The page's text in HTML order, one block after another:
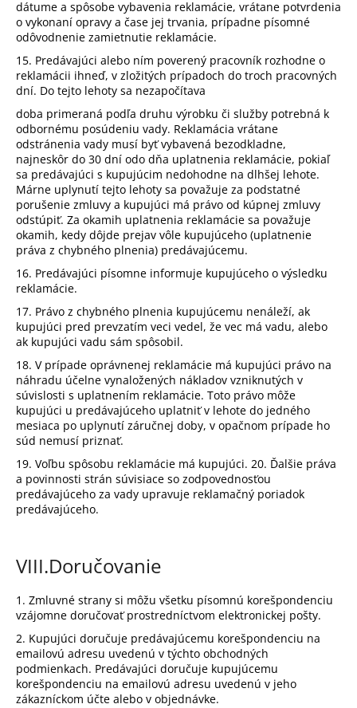
dátume a spôsobe vybavenia reklamácie, vrátane potvrdenia
o vykonaní opravy a čase jej trvania, prípadne písomné
odôvodnenie zamietnutie reklamácie.
15. Predávajúci alebo ním poverený pracovník rozhodne o
reklamácii ihneď, v zložitých prípadoch do troch pracovných
dní. Do tejto lehoty sa nezapočítava
doba primeraná podľa druhu výrobku či služby potrebná k
odbornému posúdeniu vady. Reklamácia vrátane
odstránenia vady musí byť vybavená bezodkladne,
najneskôr do 30 dní odo dňa uplatnenia reklamácie, pokiaľ
sa predávajúci s kupujúcim nedohodne na dlhšej lehote.
Márne uplynutí tejto lehoty sa považuje za podstatné
porušenie zmluvy a kupujúci má právo od kúpnej zmluvy
odstúpiť. Za okamih uplatnenia reklamácie sa považuje
okamih, kedy dôjde prejav vôle kupujúceho (uplatnenie
práva z chybného plnenia) predávajúcemu.
16. Predávajúci písomne informuje kupujúceho o výsledku
reklamácie.
17. Právo z chybného plnenia kupujúcemu nenáleží, ak
kupujúci pred prevzatím veci vedel, že vec má vadu, alebo
ak kupujúci vadu sám spôsobil.
18. V prípade oprávnenej reklamácie má kupujúci právo na
náhradu účelne vynaložených nákladov vzniknutých v
súvislosti s uplatnením reklamácie. Toto právo môže
kupujúci u predávajúceho uplatniť v lehote do jedného
mesiaca po uplynutí záručnej doby, v opačnom prípade ho
súd nemusí priznať.
19. Voľbu spôsobu reklamácie má kupujúci. 20. Ďalšie práva
a povinnosti strán súvisiace so zodpovednosťou
predávajúceho za vady upravuje reklamačný poriadok
predávajúceho.
VIII.Doručovanie
1. Zmluvné strany si môžu všetku písomnú korešpondenciu
vzájomne doručovať prostredníctvom elektronickej pošty.
2. Kupujúci doručuje predávajúcemu korešpondenciu na
emailovú adresu uvedenú v týchto obchodných
podmienkach. Predávajúci doručuje kupujúcemu
korešpondenciu na emailovú adresu uvedenú v jeho
zákazníckom účte alebo v objednávke.